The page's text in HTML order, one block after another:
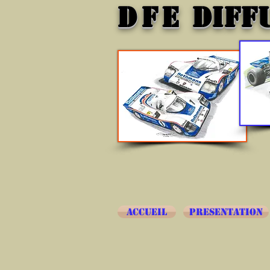
DFE
PRESENTATION
ACCUEIL